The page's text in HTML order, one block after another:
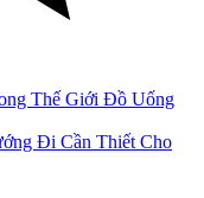
Thế Giới Đồ Uống
Đi Cần Thiết Cho